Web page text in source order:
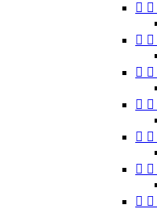
 
 
 
 
 
 
 